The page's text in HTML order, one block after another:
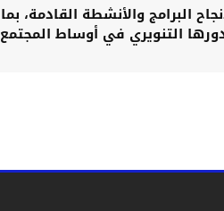
البرامج والأنشطة القادمة، بما
التنويري في أوساط المجتمع